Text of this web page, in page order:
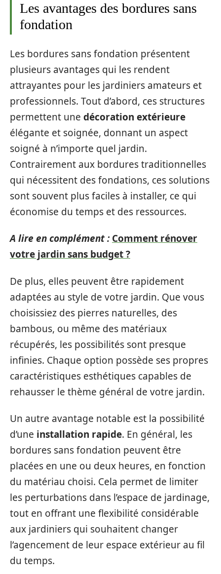
Les avantages des bordures sans
fondation
Les bordures sans fondation présentent
plusieurs avantages qui les rendent
attrayantes pour les jardiniers amateurs et
professionnels. Tout d’abord, ces structures
permettent une décoration extérieure
élégante et soignée, donnant un aspect
soigné à n’importe quel jardin.
Contrairement aux bordures traditionnelles
qui nécessitent des fondations, ces solutions
sont souvent plus faciles à installer, ce qui
économise du temps et des ressources.
A lire en complément : Comment rénover
votre jardin sans budget ?
De plus, elles peuvent être rapidement
adaptées au style de votre jardin. Que vous
choisissiez des pierres naturelles, des
bambous, ou même des matériaux
récupérés, les possibilités sont presque
infinies. Chaque option possède ses propres
caractéristiques esthétiques capables de
rehausser le thème général de votre jardin.
Un autre avantage notable est la possibilité
d’une installation rapide. En général, les
bordures sans fondation peuvent être
placées en une ou deux heures, en fonction
du matériau choisi. Cela permet de limiter
les perturbations dans l’espace de jardinage,
tout en offrant une flexibilité considérable
aux jardiniers qui souhaitent changer
l’agencement de leur espace extérieur au fil
du temps.